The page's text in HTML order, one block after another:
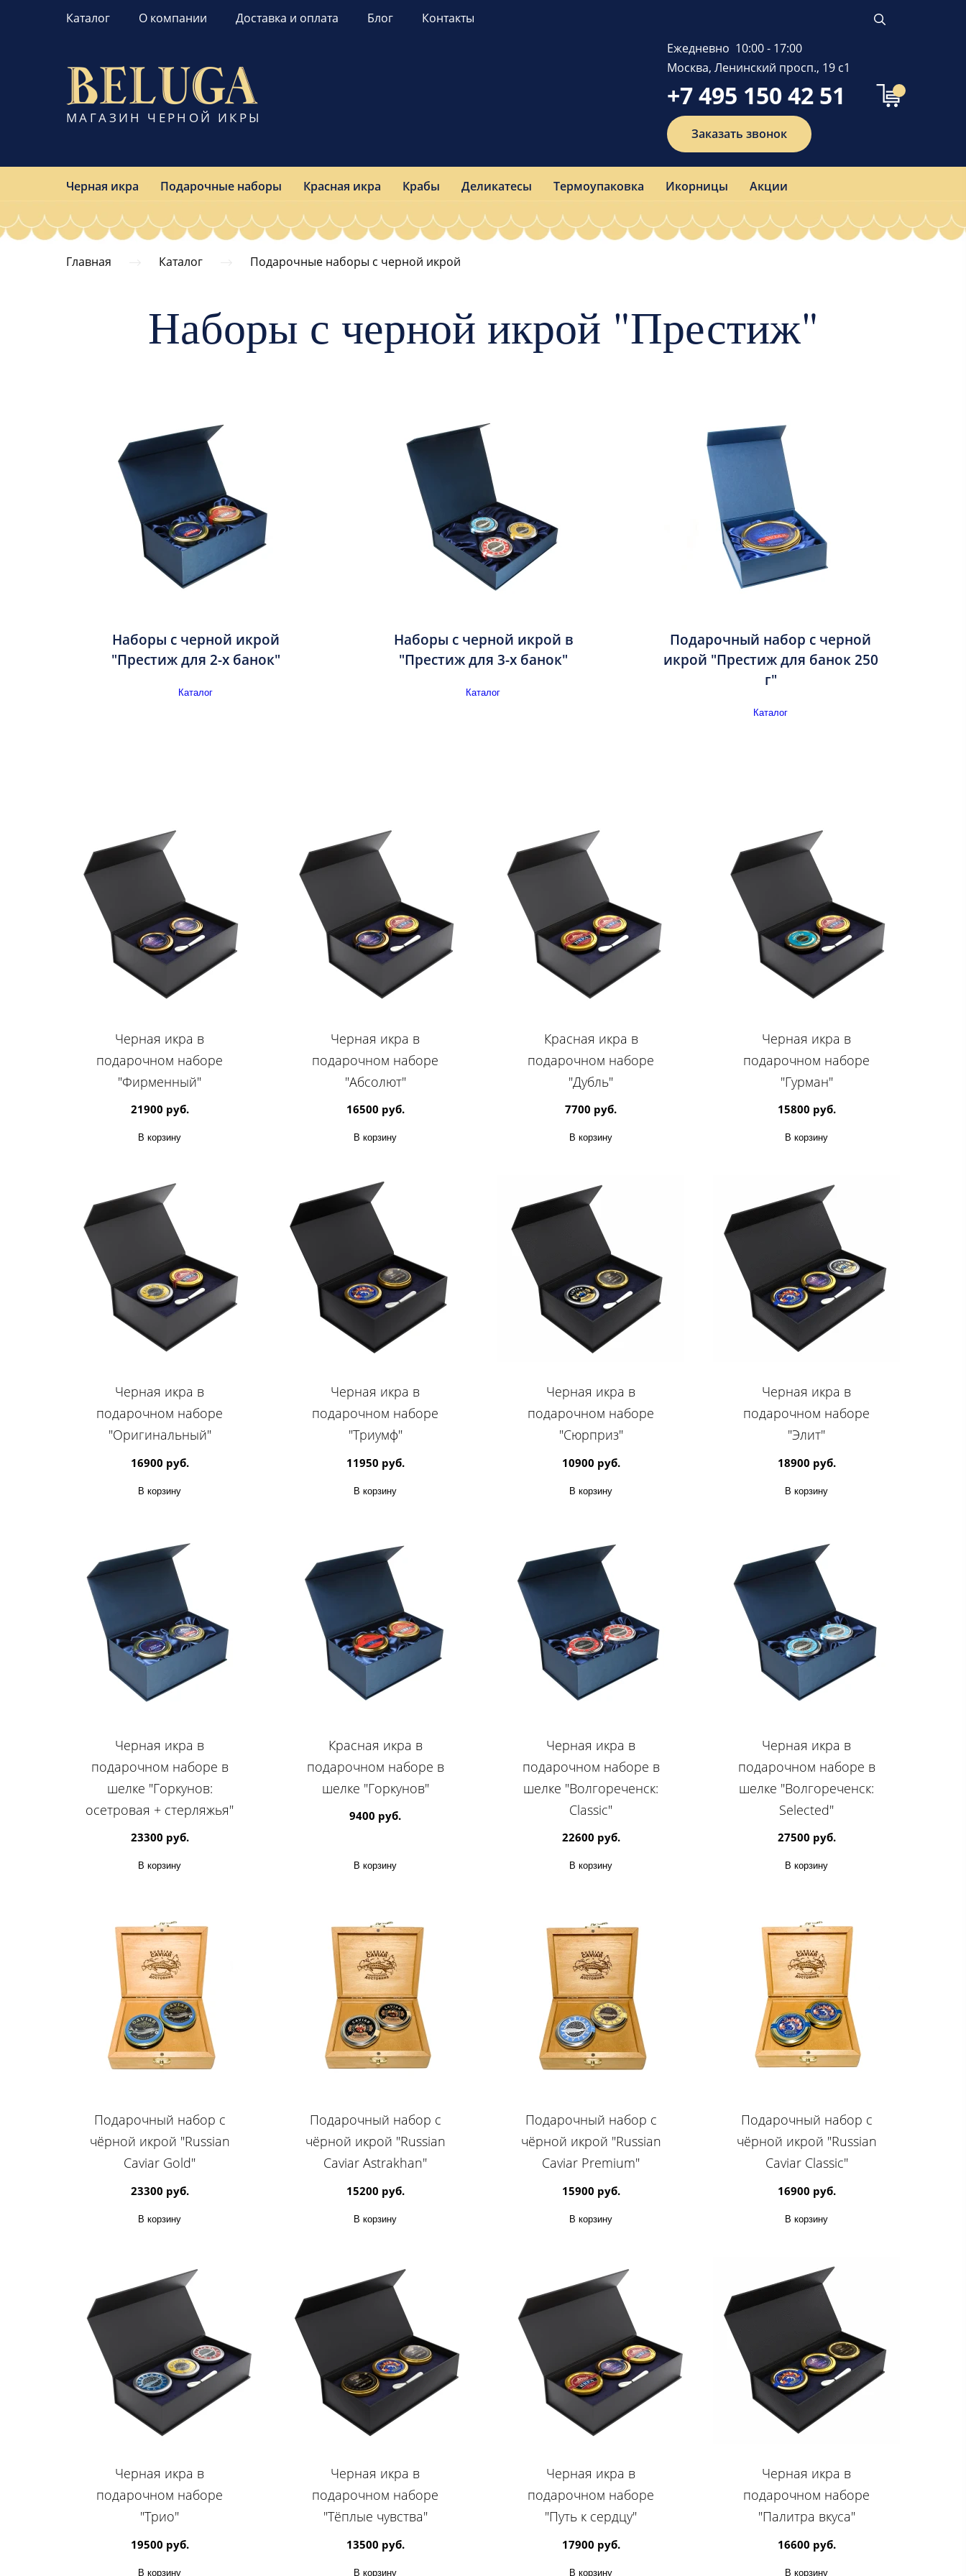
Каталог О компании Доставка и оплата Блог Контакты
МАГАЗИН ЧЕРНОЙ ИКРЫ
Ежедневно 10:00 - 17:00
Москва, Ленинский просп., 19 с1
+7 495 150 42 51
Заказать звонок
Черная икра Подарочные наборы Красная икра Крабы Деликатесы Термоупаковка Икорницы Акции
Главная Каталог Подарочные наборы c черной икрой
Наборы с черной икрой "Престиж"
Наборы с черной икрой
"Престиж для 2-х банок"
Каталог
Наборы с черной икрой в
"Престиж для 3-х банок"
Каталог
Подарочный набор с черной
икрой "Престиж для банок 250
г"
Каталог
Черная икра в
подарочном наборе
"Фирменный"
21900 руб.
В корзину
Черная икра в
подарочном наборе
"Абсолют"
16500 руб.
В корзину
Красная икра в
подарочном наборе
"Дубль"
7700 руб.
В корзину
Черная икра в
подарочном наборе
"Гурман"
15800 руб.
В корзину
Черная икра в
подарочном наборе
"Оригинальный"
16900 руб.
В корзину
Черная икра в
подарочном наборе
"Триумф"
11950 руб.
В корзину
Черная икра в
подарочном наборе
"Сюрприз"
10900 руб.
В корзину
Черная икра в
подарочном наборе
"Элит"
18900 руб.
В корзину
Черная икра в
подарочном наборе в
шелке "Горкунов:
осетровая + стерляжья"
23300 руб.
В корзину
Красная икра в
подарочном наборе в
шелке "Горкунов"
9400 руб.
В корзину
Черная икра в
подарочном наборе в
шелке "Волгореченск:
Classic"
22600 руб.
В корзину
Черная икра в
подарочном наборе в
шелке "Волгореченск:
Selected"
27500 руб.
В корзину
Подарочный набор с
чёрной икрой "Russian
Caviar Gold"
23300 руб.
В корзину
Подарочный набор с
чёрной икрой "Russian
Caviar Astrakhan"
15200 руб.
В корзину
Подарочный набор с
чёрной икрой "Russian
Caviar Premium"
15900 руб.
В корзину
Подарочный набор с
чёрной икрой "Russian
Caviar Classic"
16900 руб.
В корзину
Черная икра в
подарочном наборе
"Трио"
19500 руб.
В корзину
Черная икра в
подарочном наборе
"Тёплые чувства"
13500 руб.
В корзину
Черная икра в
подарочном наборе
"Путь к сердцу"
17900 руб.
В корзину
Черная икра в
подарочном наборе
"Палитра вкуса"
16600 руб.
В корзину